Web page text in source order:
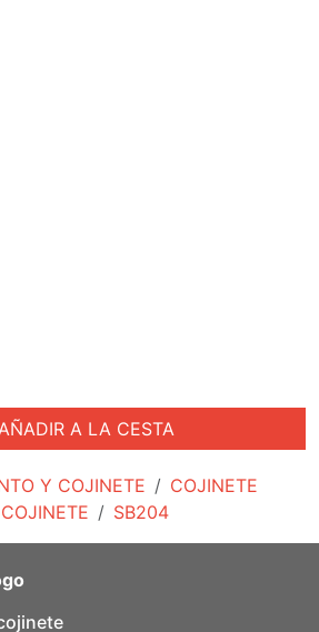
Y COJINETE
COJINETE
SB204
A LA CESTA